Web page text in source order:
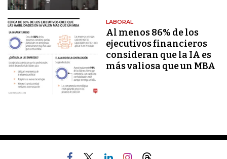
LABORAL
Al menos 86% de los
ejecutivos financieros
consideran que la IA es
más valiosa que un MBA